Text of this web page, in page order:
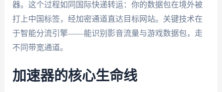
器。这个过程如同国际快递转运：你的数据包在境外被
打上中国标签，经加密通道直达目标网站。关键技术在
于智能分流引擎——能识别影音流量与游戏数据包，走
不同带宽通道。
加速器的核心生命线